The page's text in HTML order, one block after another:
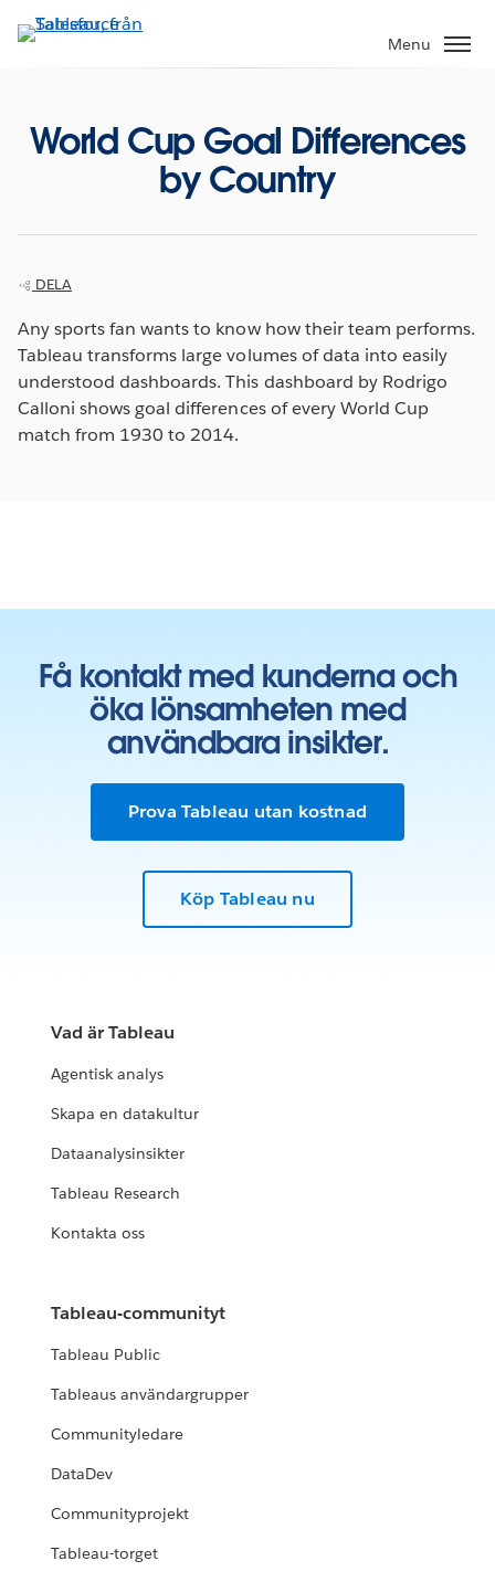
vidare
Menu
World Cup Goal Differences
by Country
DELA
Any sports fan wants to know how their team performs.
Tableau transforms large volumes of data into easily
understood dashboards. This dashboard by Rodrigo
Calloni shows goal differences of every World Cup
match from 1930 to 2014.
Få kontakt med kunderna och
öka lönsamheten med
användbara insikter.
Prova Tableau utan kostnad
Köp Tableau nu
Vad är Tableau
Agentisk analys
Skapa en datakultur
Dataanalysinsikter
Tableau Research
Kontakta oss
Tableau-communityt
Tableau Public
Tableaus användargrupper
Communityledare
DataDev
Communityprojekt
Tableau-torget